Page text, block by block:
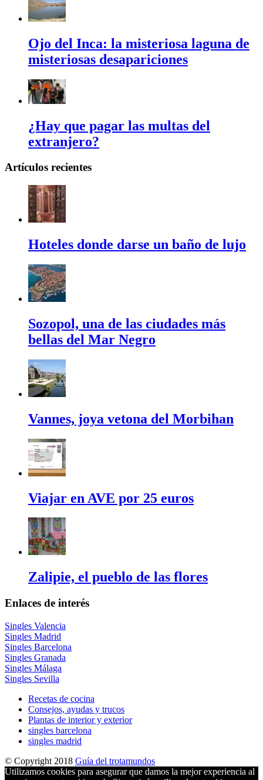
Ojo del Inca: la misteriosa laguna de
misteriosas desapariciones
¿Hay que pagar las multas del
extranjero?
Artículos recientes
Hoteles donde darse un baño de lujo
Sozopol, una de las ciudades más
bellas del Mar Negro
Vannes, joya vetona del Morbihan
Viajar en AVE por 25 euros
Zalipie, el pueblo de las flores
Enlaces de interés
Singles Valencia
Singles Madrid
Singles Barcelona
Singles Granada
Singles Málaga
Singles Sevilla
Recetas de cocina
Consejos, ayudas y trucos
Plantas de interior y exterior
singles barcelona
singles madrid
© Copyright 2018 Guía del trotamundos
Utilizamos cookies para asegurar que damos la mejor experiencia al